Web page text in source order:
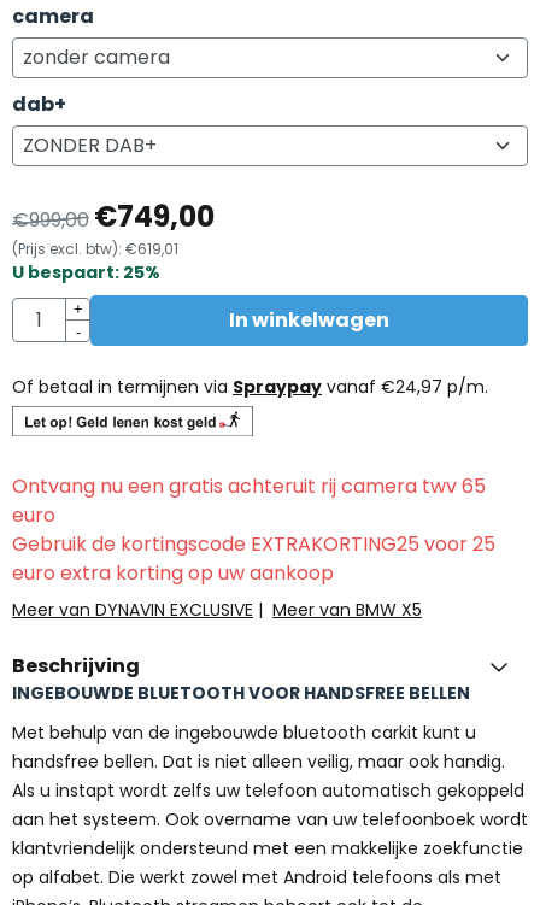
camera
dab+
€999,00 €749,00
(Prijs excl. btw): €619,01
U bespaart: 25%
Aantal
+
-
In winkelwagen
Of betaal in termijnen via Spraypay vanaf €24,97 p/m.
Ontvang nu een gratis achteruit rij camera twv 65
euro
Gebruik de kortingscode EXTRAKORTING25 voor 25
euro extra korting op uw aankoop
Meer van DYNAVIN EXCLUSIVE | Meer van BMW X5
Beschrijving
INGEBOUWDE BLUETOOTH VOOR HANDSFREE BELLEN
Met behulp van de ingebouwde bluetooth carkit kunt u
handsfree bellen. Dat is niet alleen veilig, maar ook handig.
Als u instapt wordt zelfs uw telefoon automatisch gekoppeld
aan het systeem. Ook overname van uw telefoonboek wordt
klantvriendelijk ondersteund met een makkelijke zoekfunctie
op alfabet. Die werkt zowel met Android telefoons als met